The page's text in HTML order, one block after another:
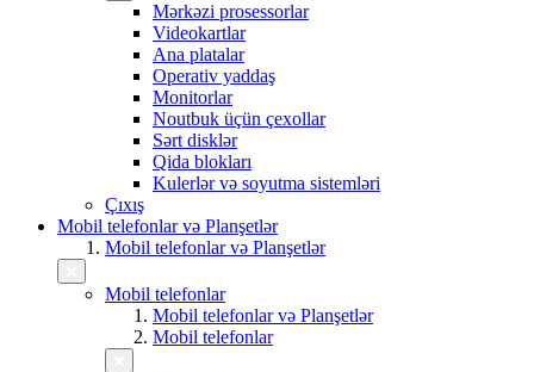
Mərkəzi prosessorlar
Videokartlar
Ana platalar
Operativ yaddaş
Monitorlar
Noutbuk üçün çexollar
Sərt disklər
Qida blokları
Kulerlər və soyutma sistemləri
Çıxış
Mobil telefonlar və Planşetlər
Mobil telefonlar və Planşetlər
Mobil telefonlar
Mobil telefonlar və Planşetlər
Mobil telefonlar